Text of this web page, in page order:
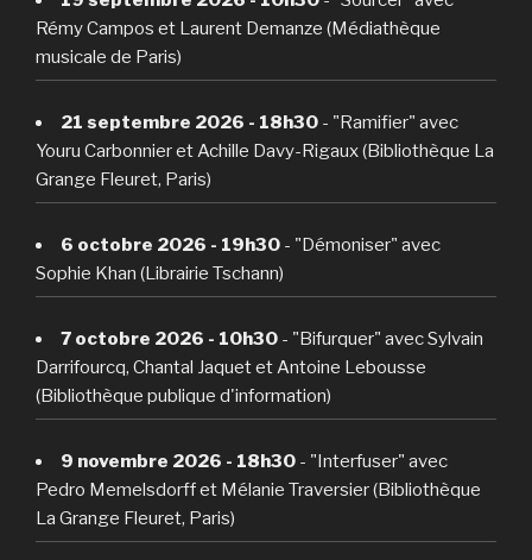
Rémy Campos et Laurent Demanze (Médiathèque
musicale de Paris)
21 septembre 2026 - 18h30 - "Ramifier" avec
Youru Carbonnier et Achille Davy-Rigaux (Bibliothèque La
Grange Fleuret, Paris)
6 octobre 2026 - 19h30 - "Démoniser" avec
Sophie Khan (Librairie Tschann)
7 octobre 2026 - 10h30 - "Bifurquer" avec Sylvain
Darrifourcq, Chantal Jaquet et Antoine Lebousse
(Bibliothèque publique d'information)
9 novembre 2026 - 18h30 - "Interfuser" avec
Pedro Memelsdorff et Mélanie Traversier (Bibliothèque
La Grange Fleuret, Paris)